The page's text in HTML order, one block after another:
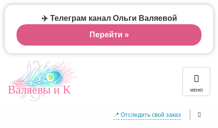
Валяевы и К МЕНЮ
📍 Отследить свой заказ
✈️ Телеграм канал Ольги Валяевой
Перейти »